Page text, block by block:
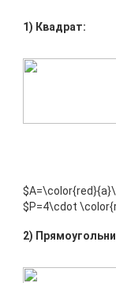
1) Квадрат:
$P=4\cdot
2)